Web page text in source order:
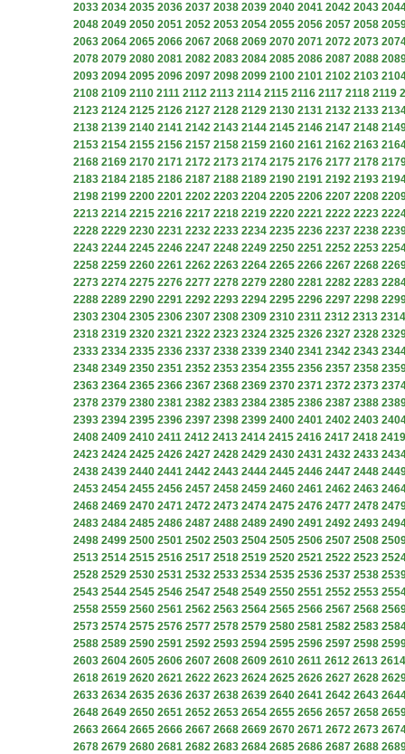
2033 2034 2035 2036 2037 2038 2039 2040 2041 2042 2043
2048 2049 2050 2051 2052 2053 2054 2055 2056 2057 2058
2063 2064 2065 2066 2067 2068 2069 2070 2071 2072 2073
2078 2079 2080 2081 2082 2083 2084 2085 2086 2087 2088
2093 2094 2095 2096 2097 2098 2099 2100 2101 2102 2103
2108 2109 2110 2111 2112 2113 2114 2115 2116 2117 2118 2119
2123 2124 2125 2126 2127 2128 2129 2130 2131 2132 2133
2138 2139 2140 2141 2142 2143 2144 2145 2146 2147 2148
2153 2154 2155 2156 2157 2158 2159 2160 2161 2162 2163
2168 2169 2170 2171 2172 2173 2174 2175 2176 2177 2178
2183 2184 2185 2186 2187 2188 2189 2190 2191 2192 2193
2198 2199 2200 2201 2202 2203 2204 2205 2206 2207 2208
2213 2214 2215 2216 2217 2218 2219 2220 2221 2222 2223
2228 2229 2230 2231 2232 2233 2234 2235 2236 2237 2238
2243 2244 2245 2246 2247 2248 2249 2250 2251 2252 2253
2258 2259 2260 2261 2262 2263 2264 2265 2266 2267 2268
2273 2274 2275 2276 2277 2278 2279 2280 2281 2282 2283
2288 2289 2290 2291 2292 2293 2294 2295 2296 2297 2298
2303 2304 2305 2306 2307 2308 2309 2310 2311 2312 2313 2314
2318 2319 2320 2321 2322 2323 2324 2325 2326 2327 2328
2333 2334 2335 2336 2337 2338 2339 2340 2341 2342 2343
2348 2349 2350 2351 2352 2353 2354 2355 2356 2357 2358
2363 2364 2365 2366 2367 2368 2369 2370 2371 2372 2373
2378 2379 2380 2381 2382 2383 2384 2385 2386 2387 2388
2393 2394 2395 2396 2397 2398 2399 2400 2401 2402 2403
2408 2409 2410 2411 2412 2413 2414 2415 2416 2417 2418 2419
2423 2424 2425 2426 2427 2428 2429 2430 2431 2432 2433
2438 2439 2440 2441 2442 2443 2444 2445 2446 2447 2448
2453 2454 2455 2456 2457 2458 2459 2460 2461 2462 2463
2468 2469 2470 2471 2472 2473 2474 2475 2476 2477 2478
2483 2484 2485 2486 2487 2488 2489 2490 2491 2492 2493
2498 2499 2500 2501 2502 2503 2504 2505 2506 2507 2508
2513 2514 2515 2516 2517 2518 2519 2520 2521 2522 2523
2528 2529 2530 2531 2532 2533 2534 2535 2536 2537 2538
2543 2544 2545 2546 2547 2548 2549 2550 2551 2552 2553
2558 2559 2560 2561 2562 2563 2564 2565 2566 2567 2568
2573 2574 2575 2576 2577 2578 2579 2580 2581 2582 2583
2588 2589 2590 2591 2592 2593 2594 2595 2596 2597 2598
2603 2604 2605 2606 2607 2608 2609 2610 2611 2612 2613 2614
2618 2619 2620 2621 2622 2623 2624 2625 2626 2627 2628
2633 2634 2635 2636 2637 2638 2639 2640 2641 2642 2643
2648 2649 2650 2651 2652 2653 2654 2655 2656 2657 2658
2663 2664 2665 2666 2667 2668 2669 2670 2671 2672 2673
2678 2679 2680 2681 2682 2683 2684 2685 2686 2687 2688